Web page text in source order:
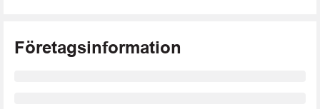
Företagsinformation